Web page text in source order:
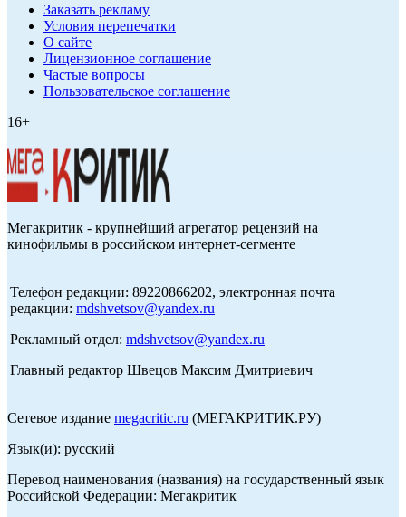
Заказать рекламу
Условия перепечатки
О сайте
Лицензионное соглашение
Частые вопросы
Пользовательское соглашение
16+
Мегакритик - крупнейший агрегатор рецензий на
кинофильмы в российском интернет-сегменте
Телефон редакции: 89220866202, электронная почта
редакции: mdshvetsov@yandex.ru
Рекламный отдел: mdshvetsov@yandex.ru
Главный редактор Швецов Максим Дмитриевич
Сетевое издание megacritic.ru (МЕГАКРИТИК.РУ)
Язык(и): русский
Перевод наименования (названия) на государственный язык
Российской Федерации: Мегакритик